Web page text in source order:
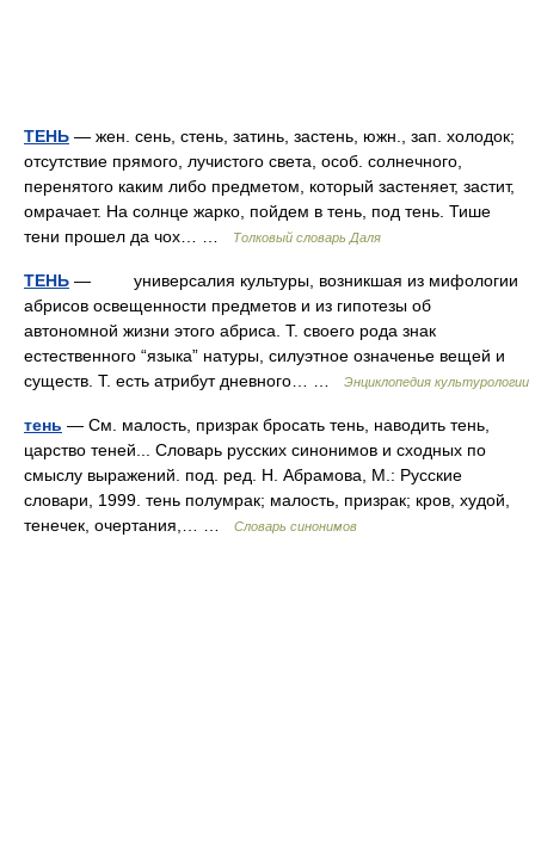
ТЕНЬ — жен. сень, стень, затинь, застень, южн., зап. холодок;
отсутствие прямого, лучистого света, особ. солнечного,
перенятого каким либо предметом, который застеняет, застит,
омрачает. На солнце жарко, пойдем в тень, под тень. Тише
тени прошел да чох… …
Толковый словарь Даля
ТЕНЬ — универсалия культуры, возникшая из мифологии
абрисов освещенности предметов и из гипотезы об
автономной жизни этого абриса. Т. своего рода знак
естественного “языка” натуры, силуэтное означенье вещей и
существ. Т. есть атрибут дневного… …
Энциклопедия культурологии
тень — См. малость, призрак бросать тень, наводить тень,
царство теней... Словарь русских синонимов и сходных по
смыслу выражений. под. ред. Н. Абрамова, М.: Русские
словари, 1999. тень полумрак; малость, призрак; кров, худой,
тенечек, очертания,… …
Словарь синонимов